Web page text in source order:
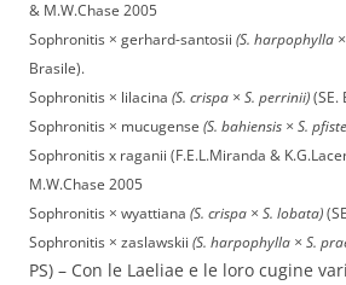
& M.W.Chase 2005
Sophronitis × gerhard-santosii (S. harpophylla
Brasile).
Sophronitis × lilacina (S. crispa × S. perrinii) (SE.
Sophronitis × mucugense (S. bahiensis × S.
Sophronitis x raganii (F.E.L.Miranda &
M.W.Chase 2005
Sophronitis × wyattiana (S. crispa × S. lobata)
Sophronitis × zaslawskii (S. harpophylla × S.
PS) – Con le Laeliae e le loro cugine